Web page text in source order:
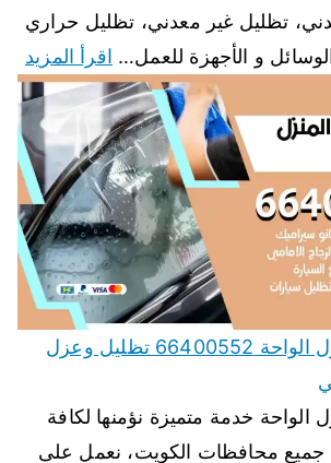
تظليل غير معدني، تظليل حراري
اقرأ المزيد
تظليل زجاج المنزل الواحة 66400552 تظليل وعزل
الواحة خدمة متميزة نؤمنها لكافة
جميع محافظات الكويت، نعمل على